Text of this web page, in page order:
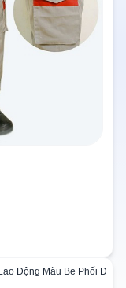
Động Màu Be Phối Đỏ